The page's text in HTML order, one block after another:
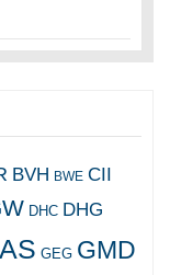
BVH BWE CII
DHC DHG
GEG GMD